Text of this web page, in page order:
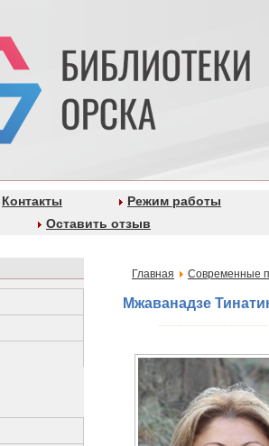
Контакты
Режим работы
Оставить отзыв
Главная Современные
Мжаванадзе